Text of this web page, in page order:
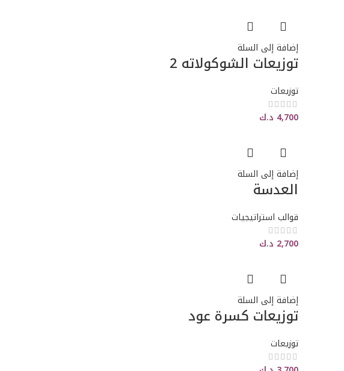
إضافة إلى السلة
توزيعات الشوكولاته 2
توزيعات
4,700 د.ك
إضافة إلى السلة
العدسة
قوالب استراتيجيات
2,700 د.ك
إضافة إلى السلة
توزيعات كسرة عود
توزيعات